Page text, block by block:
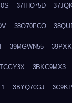
37IHO75D
38O70PCO
39MGWN55
3BKC9MX3
3BYQ70GJ